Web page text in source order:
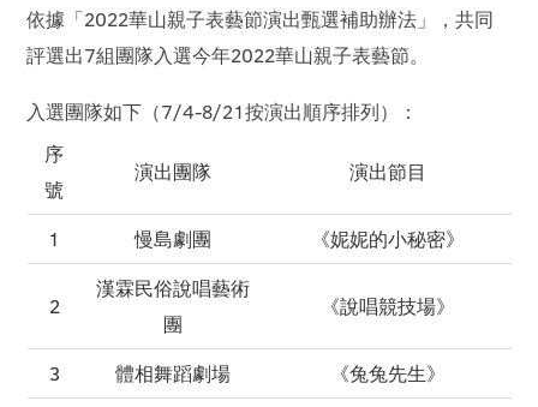
依據「2022華山親子表藝節演出甄選補助辦法」，共同
評選出7組團隊入選今年2022華山親子表藝節。
入選團隊如下（7/4-8/21按演出順序排列）：
序
號
演出團隊 演出節目
1 慢島劇團 《妮妮的小秘密》
2
漢霖民俗說唱藝術
團
《說唱競技場》
3 體相舞蹈劇場 《兔兔先生》